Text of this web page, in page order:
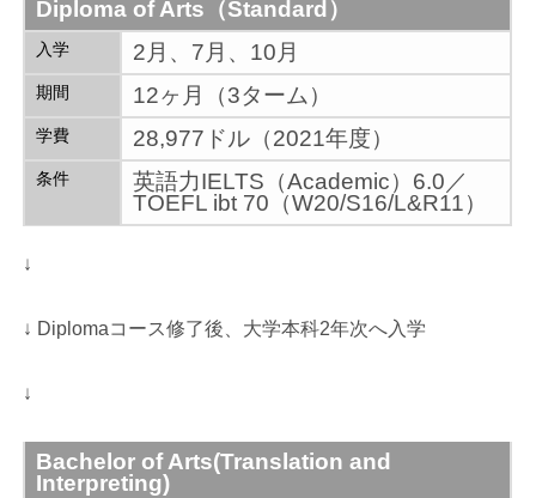
Diploma of Arts（Standard）
入学 2月、7月、10月
期間 12ヶ月（3ターム）
学費 28,977ドル（2021年度）
条件
英語力IELTS（Academic）6.0／
TOEFL ibt 70（W20/S16/L&R11）
↓
↓ Diplomaコース修了後、大学本科2年次へ入学
↓
Bachelor of Arts(Translation and
Interpreting)